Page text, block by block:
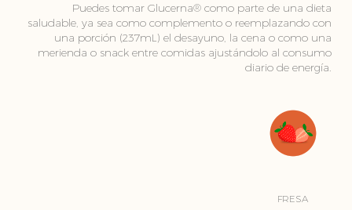
Puedes tomar Glucerna® como parte de una dieta
saludable, ya sea como complemento o reemplazando con
una porción (237mL) el desayuno, la cena o como una
merienda o snack entre comidas ajustándolo al consumo
diario de energía.
FRESA